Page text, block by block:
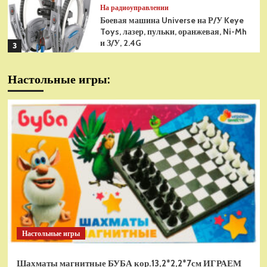
3
На радиоуправлении
Боевая машина Universe на Р/У Keye
Toys, лазер, пульки, оранжевая, Ni-Mh
и З/У, 2.4G
Радиоуправляемая модель
(HN1586)
На радиоуправлении
Р/У танк Taigen 1/16
Panzerkampfwagen III (Германия) HC
(для ИК танкового боя) V3 2.4G RTR,
TG3848-1HC-IR3.0
1
На радиоуправлении
Радиоуправляемый танк Torro
Sturmtiger Panzer 1к16
(TR1111700300)
Настольные игры:
Настольные игры
Шахматы магнитные БУБА кор.13,2*2,2*7см ИГРАЕМ